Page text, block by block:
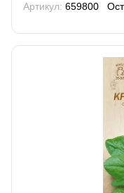
Артикул: 659800